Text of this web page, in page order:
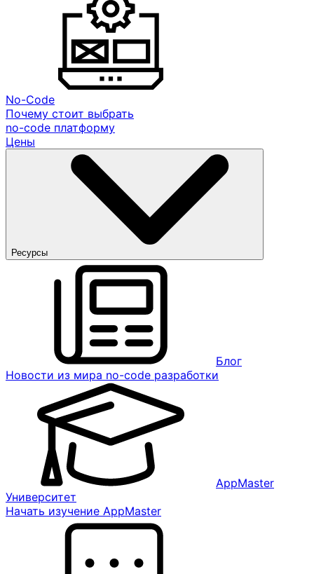
No-Code
Почему стоит выбрать
no-code платформу
Цены
Ресурсы
Блог
Новости из мира no-code разработки
AppMaster
Университет
Начать изучение AppMaster